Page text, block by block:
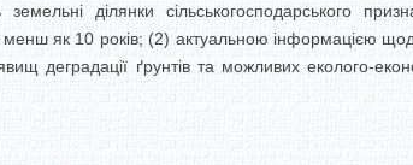
ділянки сільськогосподарського
як 10 років; (2) актуальною інформацією
деградації ґрунтів та можливих еколого-